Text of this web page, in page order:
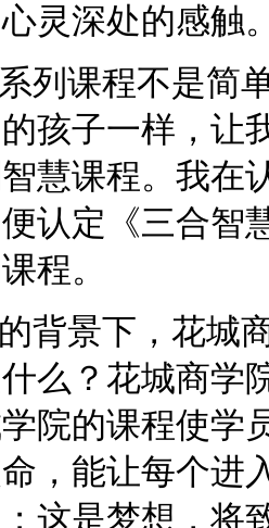
灵深处的感
列课程不是简
孩子一样，让
慧课程。我在
认定《三合智
程。
背景下，花城
么？花城商学
院的课程使学
，能让每个进
这是梦想，将